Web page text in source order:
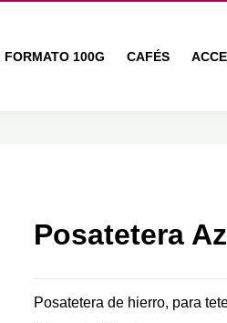
FORMATO 100G CAFÉS
Posatetera
Posatetera de hierro, para